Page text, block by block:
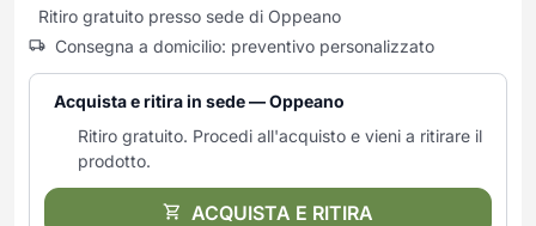
Tritaverdure elettrici
Utensili da cucina
Yogurtiere
Tavoli e Tavolini
Poltrone Barber Shop
Scrivanie
Ritiro gratuito presso sede di Oppeano
Consegna a domicilio: preventivo personalizzato
Acquista e ritira in sede — Oppeano
Ritiro gratuito. Procedi all'acquisto e vieni a ritirare il
prodotto.
ACQUISTA E RITIRA